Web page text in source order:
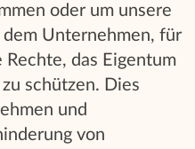
oder um unsere
Unternehmen, für
das Eigentum
schützen. Dies
und
von